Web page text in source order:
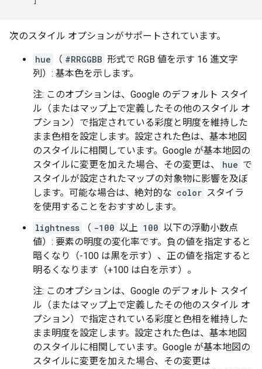
次のスタイル オプションがサポートされています。
hue （ #RRGGBB 形式で RGB 値を示す 16 進文字
列）: 基本色を示します。
注: このオプションは、Google のデフォルト スタイ
ル（またはマップ上で定義したその他のスタイル オ
プション）で指定されている彩度と明度を維持した
まま色相を設定します。設定された色は、基本地図
のスタイルに相関しています。Google が基本地図の
スタイルに変更を加えた場合、その変更は、
hue で
スタイルが設定されたマップの対象物に影響を及ぼ
します。可能な場合は、絶対的な color スタイラ
を使用することをおすすめします。
lightness
（ -100 以上 100 以下の浮動小数点
値）: 要素の明度の変化率です。負の値を指定すると
暗くなり（-100 は黒を示す）、正の値を指定すると
明るくなります（+100 は白を示す）。
注: このオプションは、Google のデフォルト スタイ
ル（またはマップ上で定義したその他のスタイル オ
プション）で指定されている彩度と色相を維持した
まま明度を設定します。設定された色は、基本地図
のスタイルに相関しています。Google が基本地図の
スタイルに変更を加えた場合、その変更は